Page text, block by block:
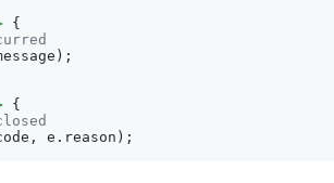
{
) ;
{
, e . reason ) ;